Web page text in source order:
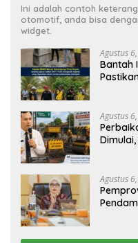
Ini adalah contoh
otomotif, anda bisa
widget.
Agustus
Bantah
Agustus
Agustus